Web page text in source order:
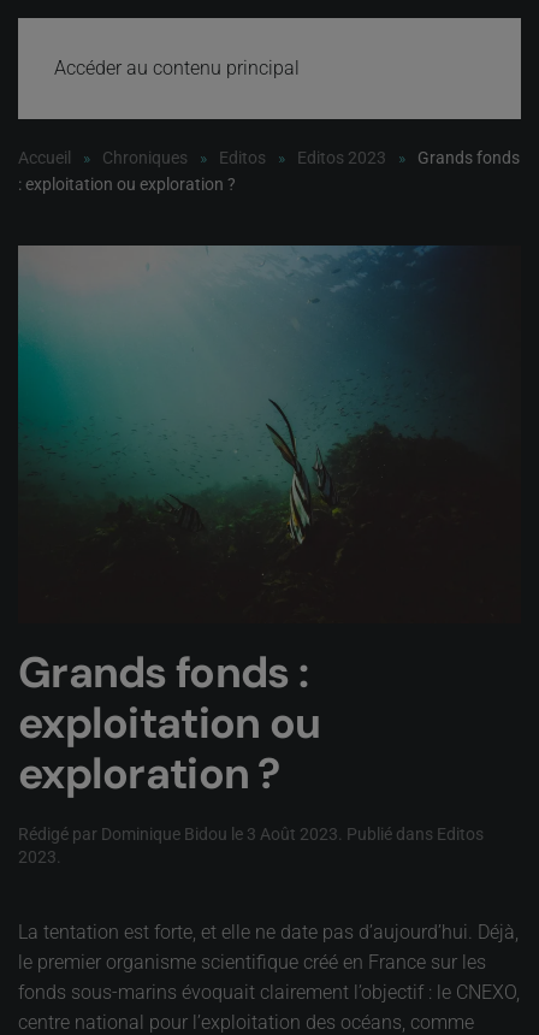
Accéder au contenu principal
Accueil Chroniques Editos Editos 2023
Grands fonds
: exploitation ou exploration ?
Grands fonds :
exploitation ou
exploration ?
Rédigé par Dominique Bidou le 3 Août 2023 . Publié dans Editos
2023
La tentation est forte, et elle ne date pas d’aujourd’hui. Déjà,
le premier organisme scientifique créé en France sur les
fonds sous-marins évoquait clairement l’objectif : le CNEXO,
centre national pour l’exploitation des océans, comme